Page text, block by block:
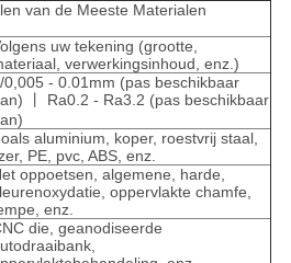
van de Meeste Materialen
uw tekening (grootte,
verwerkingsinhoud, enz.)
0,005 - 0.01mm (pas beschikbaar
丨 Ra0.2 - Ra3.2 (pas beschikbaar
aluminium, koper, roestvrij staal,
PE, pvc, ABS, enz.
oppoetsen, algemene, harde,
oppervlakte chamfe,
enz.
die, geanodiseerde